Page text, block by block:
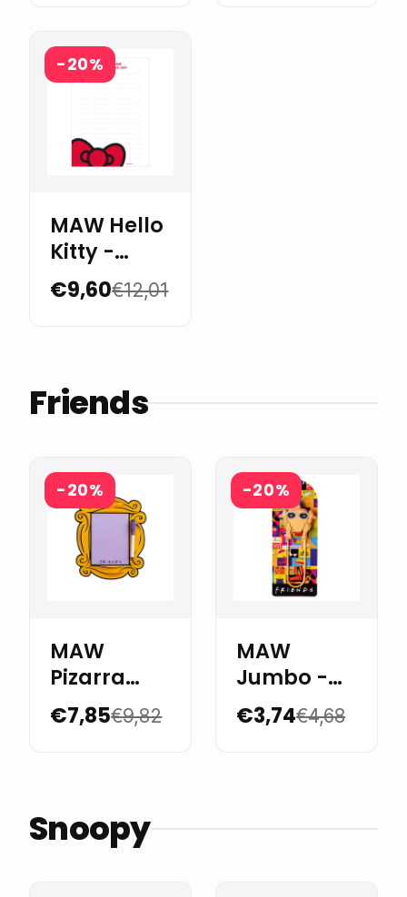
-20%
MAW Hello
Kitty -
Block de
notas
€9,60€12,01
Friends
-20%
MAW
Pizarra
25x29 cm
Friends
€7,85€9,82
-20%
MAW
Jumbo -
Paper Clip
Friends
€3,74€4,68
Snoopy